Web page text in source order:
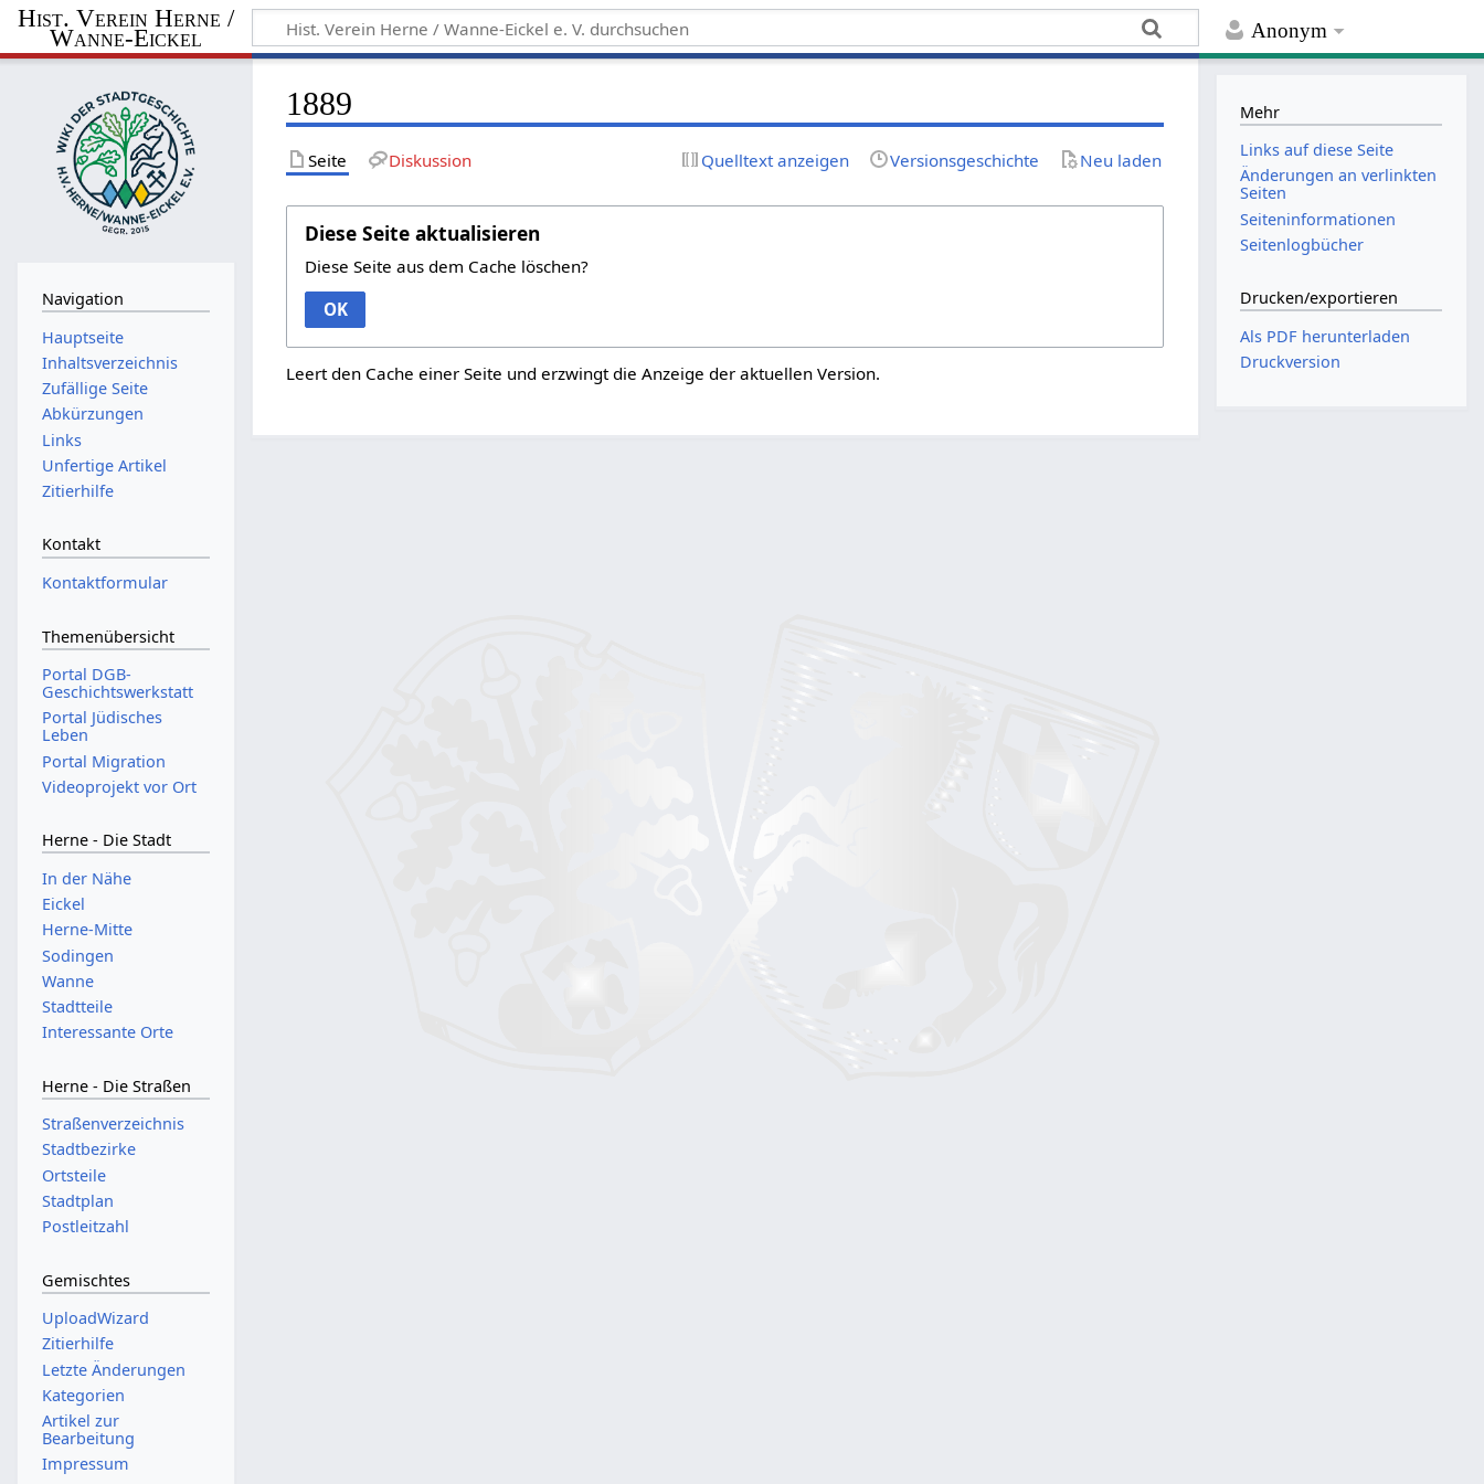
Anonym
Hist. Verein Herne /
Wanne-Eickel
1889
Seite Diskussion Quelltext anzeigen Versionsgeschichte Neu laden
Diese Seite aktualisieren
Diese Seite aus dem Cache löschen?
OK
Leert den Cache einer Seite und erzwingt die Anzeige der aktuellen Version.
Navigation
Hauptseite
Inhaltsverzeichnis
Zufällige Seite
Abkürzungen
Links
Unfertige Artikel
Zitierhilfe
Kontakt
Kontaktformular
Themenübersicht
Portal DGB-
Geschichtswerkstatt
Portal Jüdisches
Leben
Portal Migration
Videoprojekt vor Ort
Herne - Die Stadt
In der Nähe
Eickel
Herne-Mitte
Sodingen
Wanne
Stadtteile
Interessante Orte
Herne - Die Straßen
Straßenverzeichnis
Stadtbezirke
Ortsteile
Stadtplan
Postleitzahl
Gemischtes
UploadWizard
Zitierhilfe
Letzte Änderungen
Kategorien
Artikel zur
Bearbeitung
Impressum
Mehr
Links auf diese Seite
Änderungen an verlinkten
Seiten
Seiten­­informationen
Seitenlogbücher
Drucken/­exportieren
Als PDF herunterladen
Druckversion